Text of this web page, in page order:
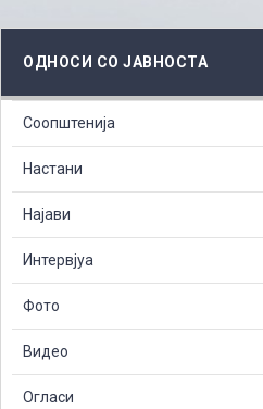
ОДНОСИ СО ЈАВНОСТА
Соопштенија
Настани
Најави
Интервјуа
Фото
Видео
Огласи